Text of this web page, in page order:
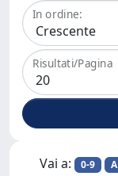
In ordine:
Risultati/Pagina
Vai a: 0-9 A